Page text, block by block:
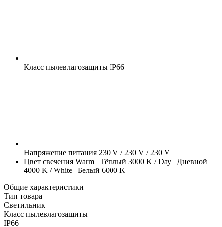
Класс пылевлагозащиты IP66
Напряжение питания 230 V / 230 V / 230 V
Цвет свечения Warm | Тёплый 3000 K / Day | Дневной
4000 K / White | Белый 6000 K
Общие характеристики
Тип товара
Светильник
Класс пылевлагозащиты
IP66